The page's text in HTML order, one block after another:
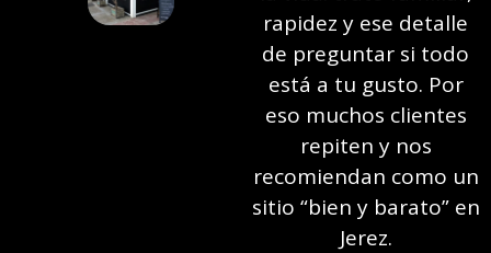
rapidez y ese detalle
de preguntar si todo
está a tu gusto. Por
eso muchos clientes
repiten y nos
recomiendan como un
sitio “bien y barato” en
Jerez.